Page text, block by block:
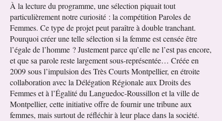
À la lecture du programme, une sélection piquait tout
particulièrement notre curiosité : la compétition Paroles de
Femmes. Ce type de projet peut paraître à double tranchant.
Pourquoi créer une telle sélection si la femme est censée être
l’égale de l’homme ? Justement parce qu’elle ne l’est pas encore,
et que sa parole reste largement sous-représentée… Créée en
2009 sous l’impulsion des Très Courts Montpellier, en étroite
collaboration avec la Délégation Régionale aux Droits des
Femmes et à l’Égalité du Languedoc-Roussillon et la ville de
Montpellier, cette initiative offre de fournir une tribune aux
femmes, mais surtout de réfléchir à leur place dans la société.